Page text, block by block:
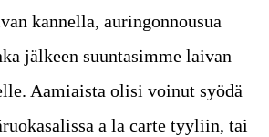
kannella, auringonnousua
jälkeen suuntasimme laivan
Aamiaista olisi voinut syödä
a la carte tyyliin, tai